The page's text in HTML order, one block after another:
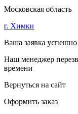
Московская область
г. Химки
Ваша заявка
Наш менеджер
времени
Вернуться на сайт
Оформить заказ